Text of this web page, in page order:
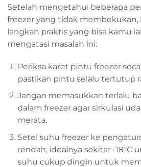
Setelah mengetahui beberapa
freezer yang tidak membekukan,
langkah praktis yang bisa kamu
mengatasi masalah ini:
Periksa karet pintu freezer
pastikan pintu selalu tertutup
Jangan memasukkan terlalu
dalam freezer agar sirkulasi
merata.
Setel suhu freezer ke
rendah, idealnya sekitar -18°C
suhu cukup dingin untuk